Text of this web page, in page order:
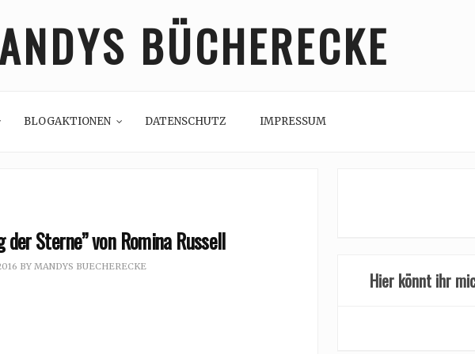
BÜCHERECKE
BLOGAKTIONEN DATENSCHUTZ IMPRESSUM
der Sterne” von Romina Russell
BY MANDYS BUECHERECKE
Hier könnt ihr